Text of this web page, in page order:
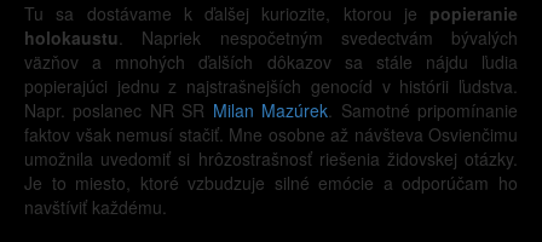
Tu sa dostávame k ďalšej kuriozite, ktorou je popieranie
holokaustu. Napriek nespočetným svedectvám bývalých
väzňov a mnohých ďalších dôkazov sa stále nájdu ľudia
popierajúci jednu z najstrašnejších genocíd v histórii ľudstva.
Napr. poslanec NR SR Milan Mazúrek. Samotné pripomínanie
faktov však nemusí stačiť. Mne osobne až návšteva Osvienčimu
umožnila uvedomiť si hrôzostrašnosť riešenia židovskej otázky.
Je to miesto, ktoré vzbudzuje silné emócie a odporúčam ho
navštíviť každému.